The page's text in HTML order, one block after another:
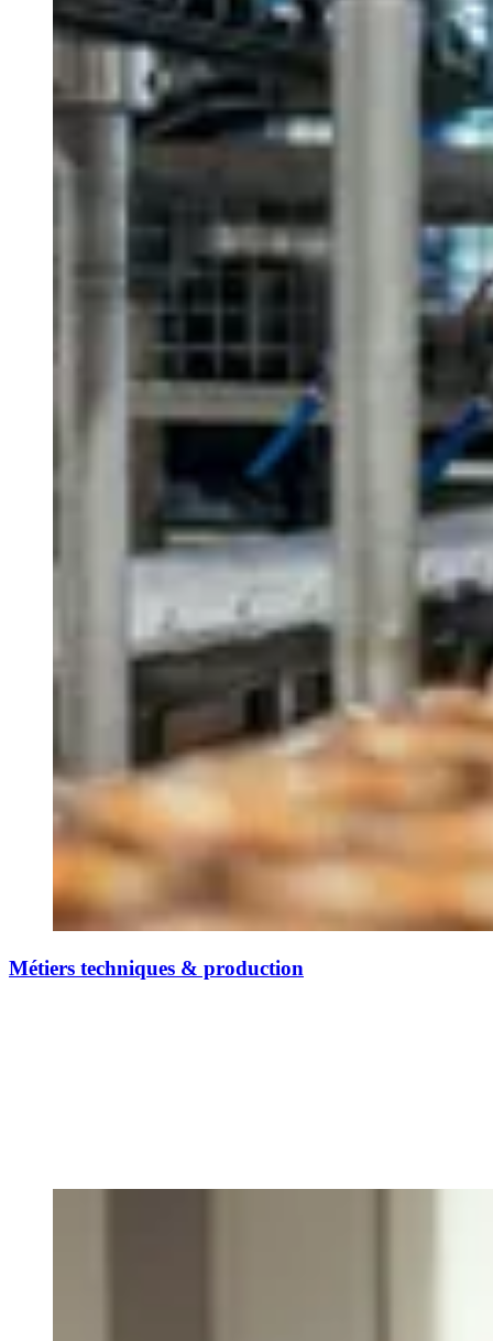
Métiers techniques & production